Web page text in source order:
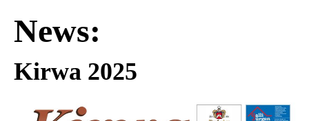
News:
Kirwa 2025